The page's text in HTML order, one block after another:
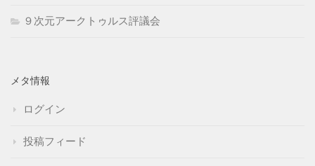
９次元アークトゥルス評議会
メタ情報
ログイン
投稿フィード